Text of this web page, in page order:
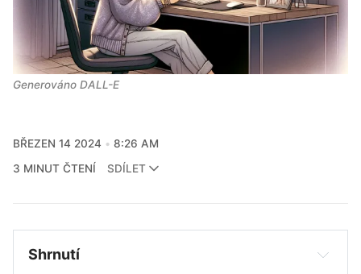
Generováno DALL-E
BŘEZEN 14 2024
8:26 AM
3 MINUT ČTENÍ
SDÍLET
Shrnutí